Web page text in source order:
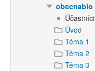
obecnabio
Účastníci
Úvod
Téma 1
Téma 2
Téma 3